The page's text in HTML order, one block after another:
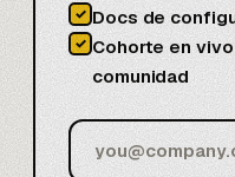
✓ Docs de
✓ Cohorte en
comunidad